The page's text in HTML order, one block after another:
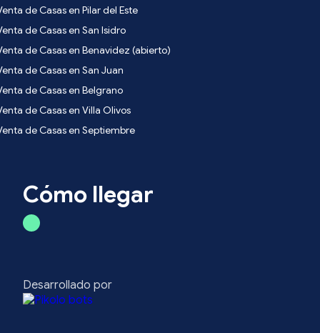
de Casas en Pilar del Este
de Casas en San Isidro
de Casas en Benavidez (abierto)
de Casas en San Juan
de Casas en Belgrano
de Casas en Villa Olivos
de Casas en Septiembre
Cómo llegar
Desarrollado por